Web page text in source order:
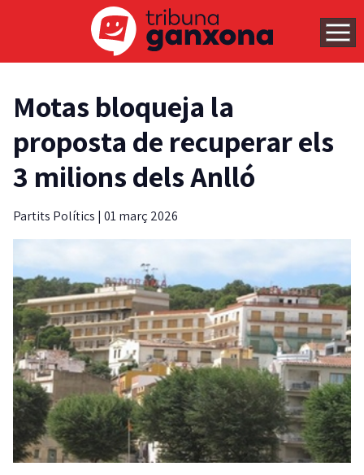
Motas bloqueja la
proposta de recuperar els
3 milions dels Anlló
Partits Polítics | 01 març 2026